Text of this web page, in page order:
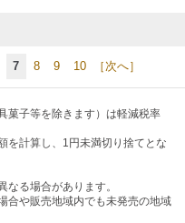
7 8 9 10 ［次へ］
菓子等を除きます）は軽減税率
を計算し、1円未満切り捨てとな
なる場合があります。
合や販売地域内でも未発売の地域